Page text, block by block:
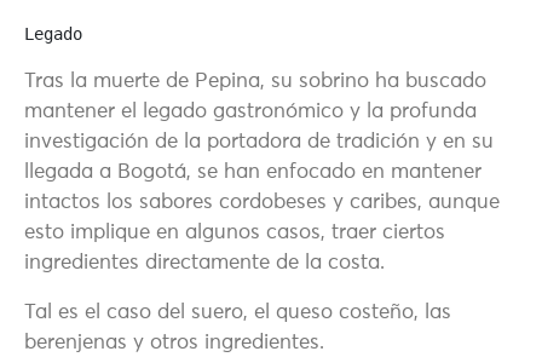
Legado
Tras la muerte de Pepina, su sobrino ha buscado
mantener el legado gastronómico y la profunda
investigación de la portadora de tradición y en su
llegada a Bogotá, se han enfocado en mantener
intactos los sabores cordobeses y caribes, aunque
esto implique en algunos casos, traer ciertos
ingredientes directamente de la costa.
Tal es el caso del suero, el queso costeño, las
berenjenas y otros ingredientes.